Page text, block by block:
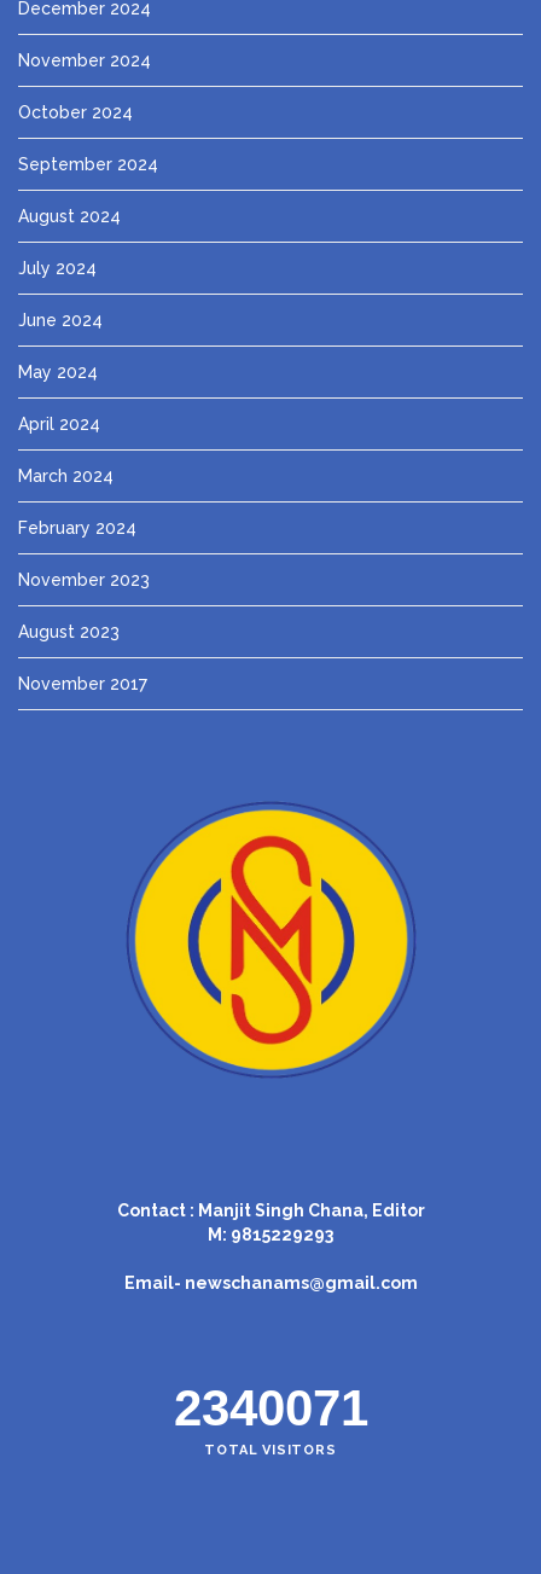
December 2024
November 2024
October 2024
September 2024
August 2024
July 2024
June 2024
May 2024
April 2024
March 2024
February 2024
November 2023
August 2023
November 2017
Contact : Manjit Singh Chana, Editor
M: 9815229293
Email- newschanams@gmail.com
2340071
TOTAL VISITORS